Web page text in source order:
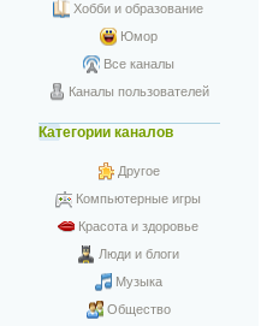
Хобби и образование
Юмор
Все каналы
Каналы пользователей
Категории каналов
Другое
Компьютерные игры
Красота и здоровье
Люди и блоги
Музыка
Общество